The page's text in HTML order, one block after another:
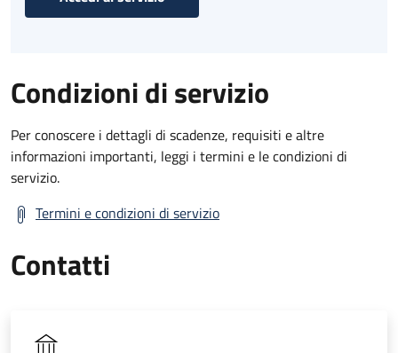
Condizioni di servizio
Per conoscere i dettagli di scadenze, requisiti e altre
informazioni importanti, leggi i termini e le condizioni di
servizio.
Termini e condizioni di servizio
Contatti